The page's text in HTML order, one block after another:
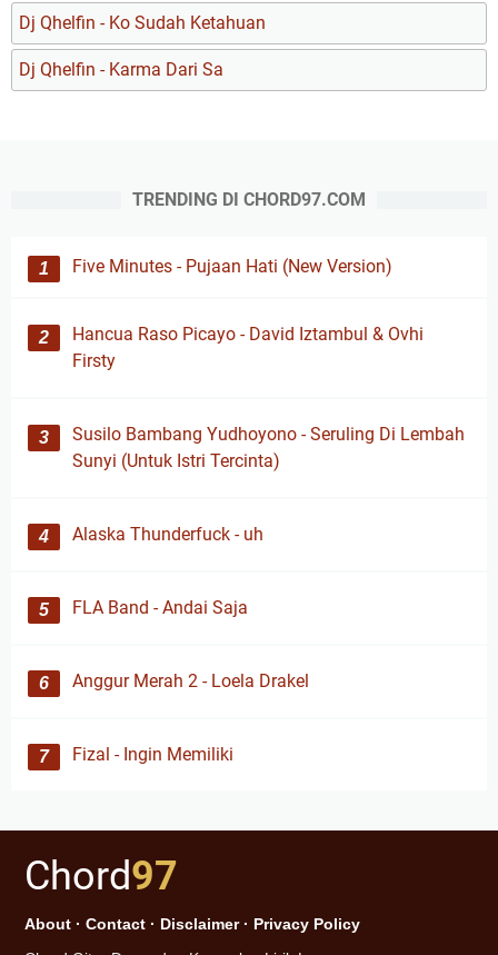
Dj Qhelfin - Ko Sudah Ketahuan
Dj Qhelfin - Karma Dari Sa
TRENDING DI CHORD97.COM
Five Minutes - Pujaan Hati (New Version)
Hancua Raso Picayo - David Iztambul & Ovhi
Firsty
Susilo Bambang Yudhoyono - Seruling Di Lembah
Sunyi (Untuk Istri Tercinta)
Alaska Thunderfuck - uh
FLA Band - Andai Saja
Anggur Merah 2 - Loela Drakel
Fizal - Ingin Memiliki
Chord97
About · Contact · Disclaimer· Privacy Policy